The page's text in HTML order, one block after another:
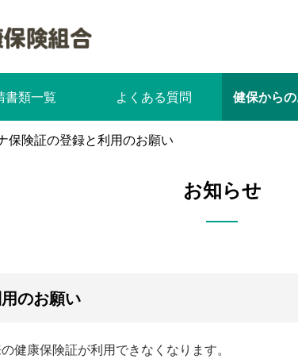
書類一覧 よくある質問 健保から
保険証の登録と利用のお願い
お知らせ
のお願い
健康保険証が利用できなくなります。